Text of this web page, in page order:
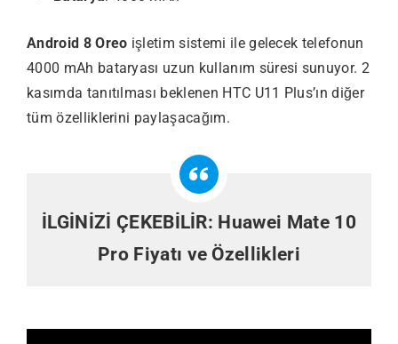
Android 8 Oreo işletim sistemi ile gelecek telefonun
4000 mAh bataryası uzun kullanım süresi sunuyor. 2
kasımda tanıtılması beklenen HTC U11 Plus’ın diğer
tüm özelliklerini paylaşacağım.
İLGİNİZİ ÇEKEBİLİR: Huawei Mate 10
Pro Fiyatı ve Özellikleri